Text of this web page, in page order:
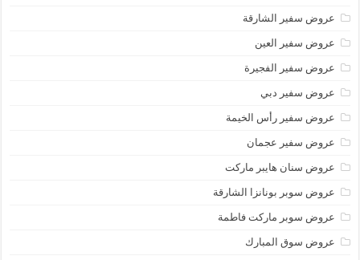
عروض سفير الشارقة
عروض سفير العين
عروض سفير الفجيرة
عروض سفير دبي
عروض سفير رأس الخيمة
عروض سفير عجمان
عروض سنان هايبر ماركت
عروض سوبر بونانزا الشارقة
عروض سوبر ماركت فاطمة
عروض سوق المبارك